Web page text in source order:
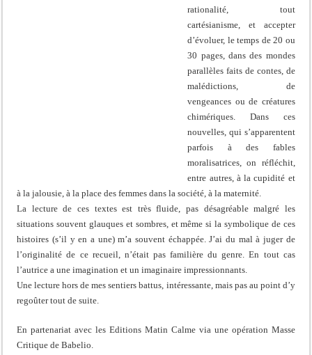
rationalité, tout
cartésianisme, et accepter
d’évoluer, le temps de 20 ou
30 pages, dans des mondes
parallèles faits de contes, de
malédictions, de
vengeances ou de créatures
chimériques. Dans ces
nouvelles, qui s’apparentent
parfois à des fables
moralisatrices, on réfléchit,
entre autres, à la cupidité et
à la jalousie, à la place des femmes dans la société, à la maternité.
La lecture de ces textes est très fluide, pas désagréable malgré les
situations souvent glauques et sombres, et même si la symbolique de ces
histoires (s’il y en a une) m’a souvent échappée. J’ai du mal à juger de
l’originalité de ce recueil, n’était pas familière du genre. En tout cas
l’autrice a une imagination et un imaginaire impressionnants.
Une lecture hors de mes sentiers battus, intéressante, mais pas au point d’y
regoûter tout de suite.
En partenariat avec les Editions Matin Calme via une opération Masse
Critique de Babelio.